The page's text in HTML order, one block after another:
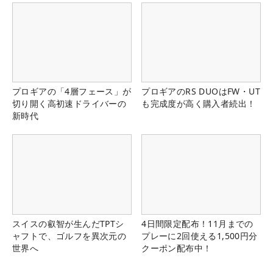
プロギアの「4層フェース」が
切り開く高初速ドライバーの
新時代
プロギアのRS DUOはFW・UT
も完成度が高く購入者続出！
スイスの叡智が生んだTPTシ
ャフトで、ゴルフを異次元の
世界へ
4日間限定配布！11月までの
プレーに2回使える1,500円分
クーポン配布中！